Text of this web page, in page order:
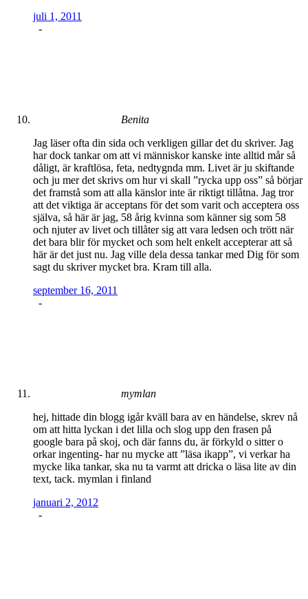
juli 1, 2011
-
Benita
Jag läser ofta din sida och verkligen gillar det du skriver. Jag
har dock tankar om att vi människor kanske inte alltid mår så
dåligt, är kraftlösa, feta, nedtygnda mm. Livet är ju skiftande
och ju mer det skrivs om hur vi skall ”rycka upp oss” så börjar
det framstå som att alla känslor inte är riktigt tillåtna. Jag tror
att det viktiga är acceptans för det som varit och acceptera oss
själva, så här är jag, 58 årig kvinna som känner sig som 58
och njuter av livet och tillåter sig att vara ledsen och trött när
det bara blir för mycket och som helt enkelt accepterar att så
här är det just nu. Jag ville dela dessa tankar med Dig för som
sagt du skriver mycket bra. Kram till alla.
september 16, 2011
-
mymlan
hej, hittade din blogg igår kväll bara av en händelse, skrev nå
om att hitta lyckan i det lilla och slog upp den frasen på
google bara på skoj, och där fanns du, är förkyld o sitter o
orkar ingenting- har nu mycke att ”läsa ikapp”, vi verkar ha
mycke lika tankar, ska nu ta varmt att dricka o läsa lite av din
text, tack. mymlan i finland
januari 2, 2012
-